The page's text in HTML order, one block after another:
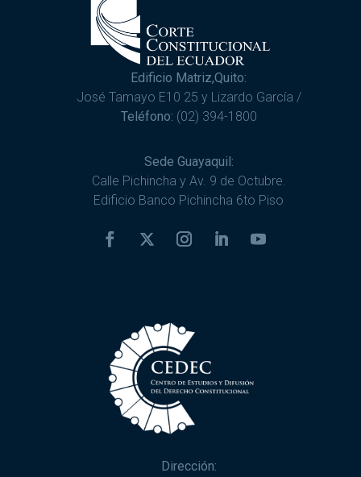
Edificio Matriz,Quito:
José Tamayo E10 25 y Lizardo García /
Teléfono: (02) 394-1800
Sede Guayaquil:
Calle Pichincha y Av. 9 de Octubre.
Edificio Banco Pichincha 6to Piso
Dirección: